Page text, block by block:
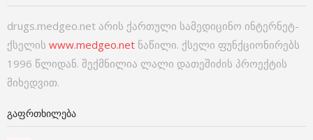
drugs.medgeo.net არის ქართული სამედიცინო ინტერნეტ-
ქსელის www.medgeo.net ნაწილი. ქსელი ფუნქციონირებს
1996 წლიდან. შექმნილია ლალი დათეშიძის პროექტის
მიხედვით.
ᲒᲐᲤᲠᲗᲮᲘᲚᲔᲑᲐ